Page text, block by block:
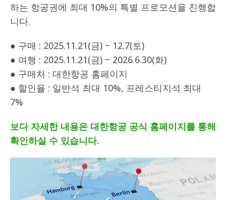
하는 항공권에 최대 10%의 특별 프로모션을 진행합
니다.
● 구매 : 2025.11.21(금) ~ 12.7(토)
● 여행 : 2025.11.21(금) ~ 2026.6.30(화)
● 구매처 : 대한항공 홈페이지
● 할인율 : 일반석 최대 10%, 프레스티지석 최대
7%
보다 자세한 내용은 대한항공 공식 홈페이지를 통해
확인하실 수 있습니다.